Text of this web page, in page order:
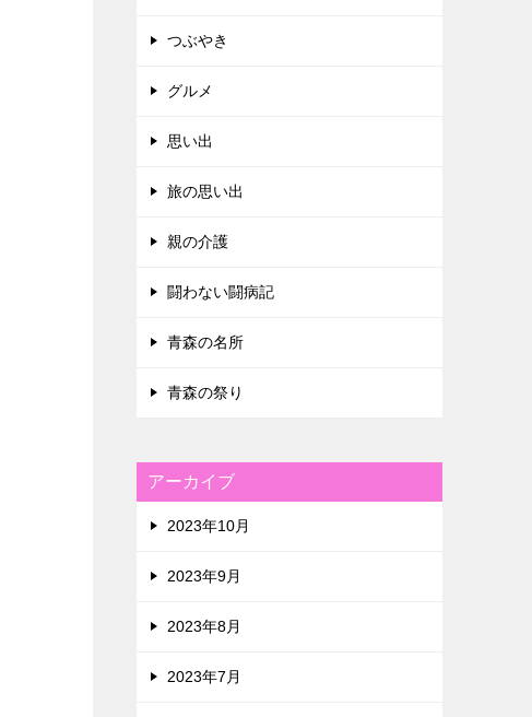
つぶやき
グルメ
思い出
旅の思い出
親の介護
闘わない闘病記
青森の名所
青森の祭り
アーカイブ
2023年10月
2023年9月
2023年8月
2023年7月